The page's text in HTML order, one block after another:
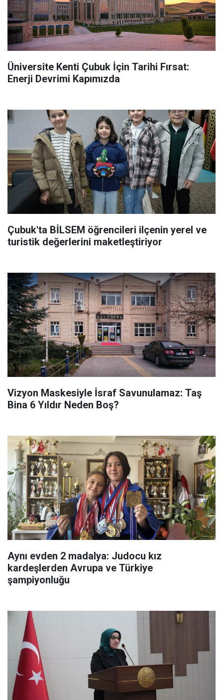
Üniversite Kenti Çubuk İçin Tarihi Fırsat:
Enerji Devrimi Kapımızda
Çubuk'ta BİLSEM öğrencileri ilçenin yerel ve
turistik değerlerini maketleştiriyor
Vizyon Maskesiyle İsraf Savunulamaz: Taş
Bina 6 Yıldır Neden Boş?
Aynı evden 2 madalya: Judocu kız
kardeşlerden Avrupa ve Türkiye
şampiyonluğu